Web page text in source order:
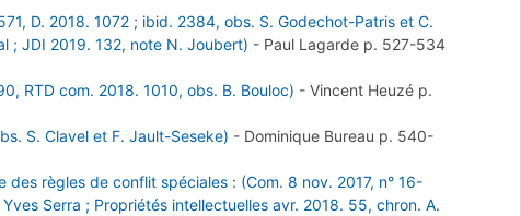
D. 2018. 1072 ; ibid. 2384, obs. S. Godechot-Patris et C.
; JDI 2019. 132, note N. Joubert) - Paul Lagarde p. 527-534
RTD com. 2018. 1010, obs. B. Bouloc) -Vincent Heuzé p.
S. Clavel et F. Jault-Seseke) - Dominique Bureau p. 540-
règles de conflit spéciales : (Com. 8 nov. 2017, n° 16-
Serra ; Propriétés intellectuelles avr. 2018. 55, chron. A.